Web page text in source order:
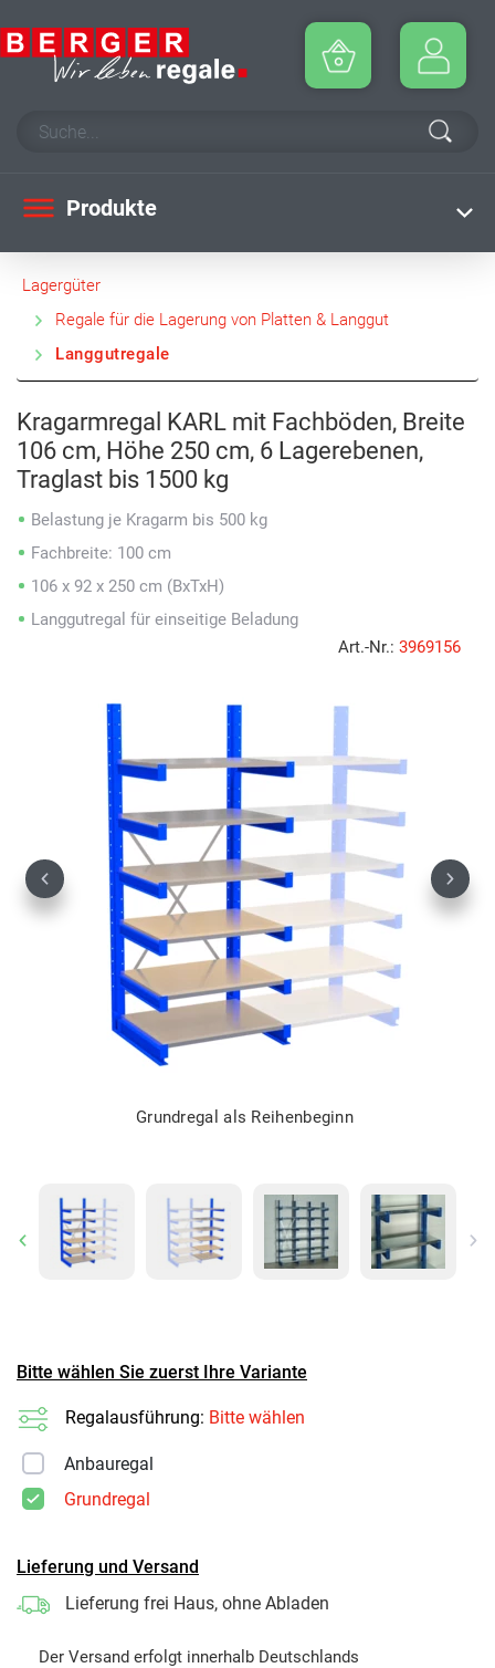
Produkte
Lagergüter
Regale für die Lagerung von Platten & Langgut
Langgutregale
Kragarmregal KARL mit Fachböden, Breite
106 cm, Höhe 250 cm, 6 Lagerebenen,
Traglast bis 1500 kg
Belastung je Kragarm bis 500 kg
Fachbreite: 100 cm
106 x 92 x 250 cm (BxTxH)
Langgutregal für einseitige Beladung
Art.-Nr.: 3969156
Grundregal als Reihenbeginn
Previous Next
Previous
Bitte wählen Sie zuerst Ihre Variante
Regalausführung: Bitte wählen
Anbauregal
Grundregal
Lieferung und Versand
Lieferung frei Haus, ohne Abladen
Der Versand erfolgt innerhalb Deutschlands